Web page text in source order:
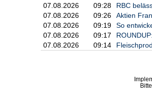
18.05.2026 CET/CEST Die
Meldepflichten, Corporate
Originalinhalt anzeigen:
https://eqs-news.com/
Unternehmen:    RWE
RWE
07.08.2026
09:28
RBC
07.08.2026
09:26
Aktien
07.08.2026
09:19
So
07.08.2026
09:17
07.08.2026
09:14